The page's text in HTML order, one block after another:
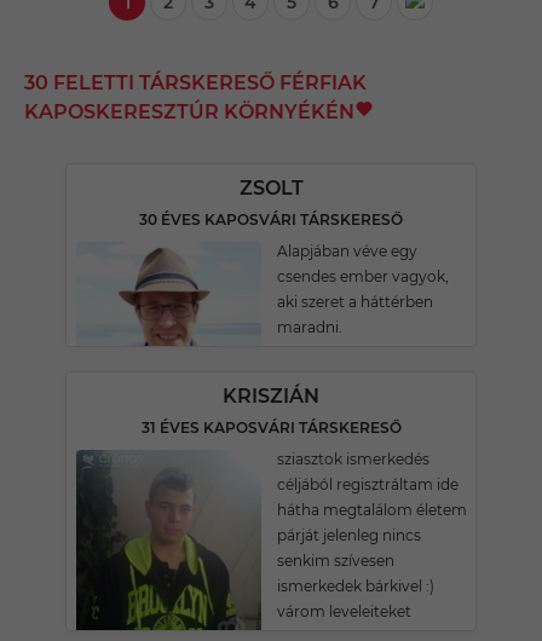
30 FELETTI TÁRSKERESŐ FÉRFIAK
KAPOSKERESZTÚR KÖRNYÉKÉN
ZSOLT
30 ÉVES KAPOSVÁRI TÁRSKERESŐ
Alapjában véve egy
csendes ember vagyok,
aki szeret a háttérben
maradni.
KRISZIÁN
31 ÉVES KAPOSVÁRI TÁRSKERESŐ
sziasztok ismerkedés
céljából regisztráltam ide
hátha megtalálom életem
párját jelenleg nincs
senkim szívesen
ismerkedek bárkivel :)
várom leveleiteket